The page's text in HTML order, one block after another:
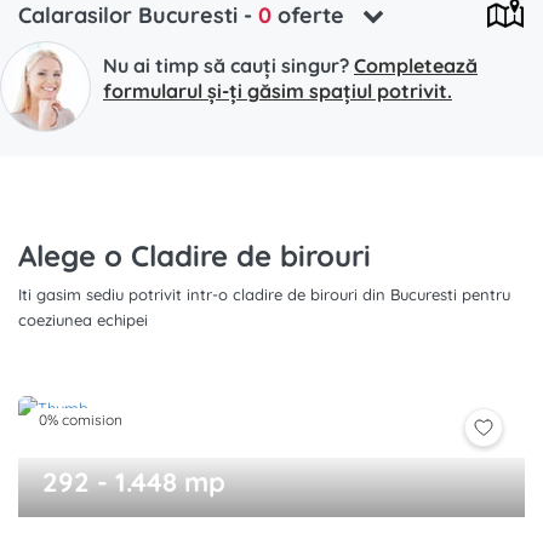
Calarasilor Bucuresti - 0 oferte
Nu ai timp să cauți singur? Completează
formularul și-ți găsim spațiul potrivit.
Alege o Cladire de birouri
Iti gasim sediu potrivit intr-o cladire de birouri din Bucuresti pentru
coeziunea echipei
0% comision
292 - 1.448 mp